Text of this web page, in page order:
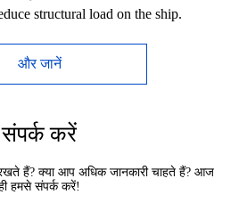
structural load on the ship.
और जानें
संपर्क करें
हैं? क्या आप अधिक जानकारी चाहते हैं? आज
हमसे संपर्क करें!